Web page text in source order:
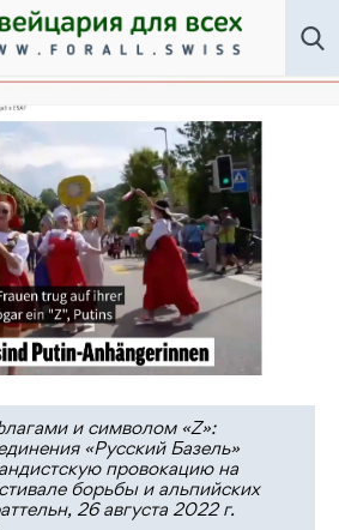
,Школа» Blick: Женщины,
ESAF и путинские байкеры
и символом «Z»:
«Русский Базель»
провокацию на
борьбы и альпийских
26 августа 2022 г.